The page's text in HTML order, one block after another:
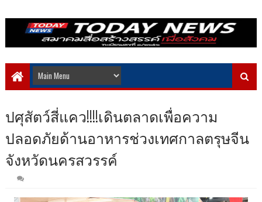
ปศุสัตว์สี่แคว!!!!เดินตลาดเพื่อความ
ปลอดภัยด้านอาหารช่วงเทศกาลตรุษจีน
จังหวัดนครสวรรค์